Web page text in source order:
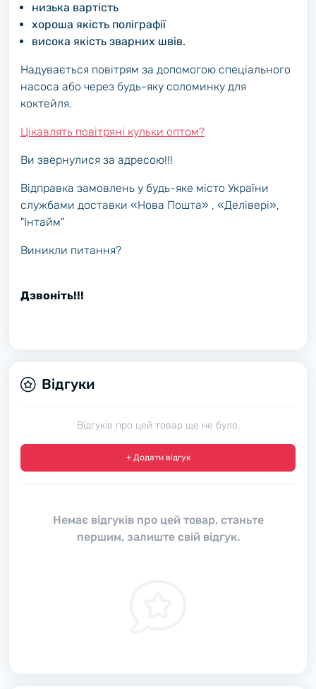
низька вартість
хороша якість поліграфії
висока якість зварних швів.
Надувається повітрям за допомогою спеціального
насоса або через будь-яку соломинку для
коктейля.
Цікавлять повітряні кульки оптом?
Ви звернулися за адресою!!!
Відправка замовлень у будь-яке місто України
службами доставки «Нова Пошта» , «Делівері»,
"Інтайм"
Виникли питання?
Дзвоніть!!!
Відгуки
Відгуків про цей товар ще не було.
+ Додати відгук
Немає відгуків про цей товар, станьте
першим, залиште свій відгук.